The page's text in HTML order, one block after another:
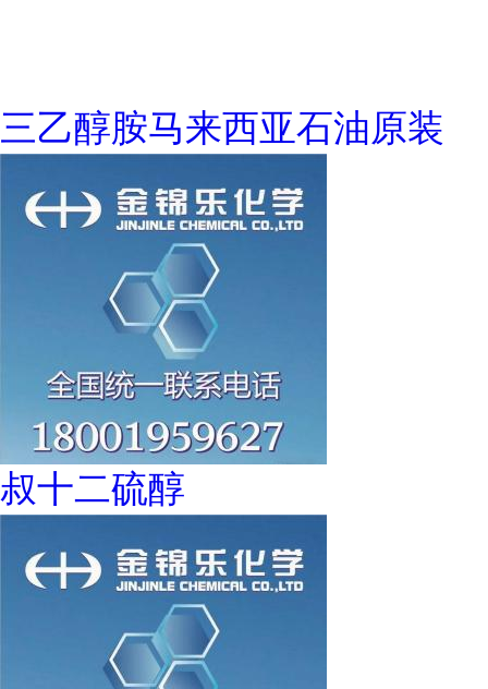
三乙醇胺马来西亚石油原装
叔十二硫醇